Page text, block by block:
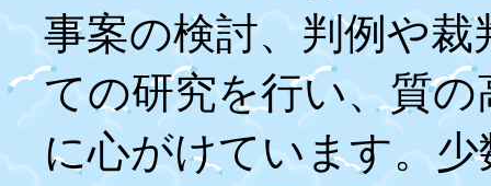
事案の検討、判例や
ての研究を行い、質
に心がけています。